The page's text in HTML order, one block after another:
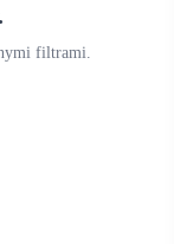
filtrami.